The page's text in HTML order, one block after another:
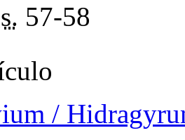
57-58
/